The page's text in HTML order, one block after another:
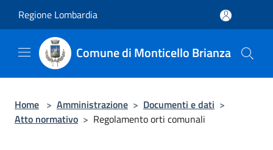
Regione Lombardia
Comune di Monticello Brianza
Home > Amministrazione > Documenti e dati >
Atto normativo > Regolamento orti comunali